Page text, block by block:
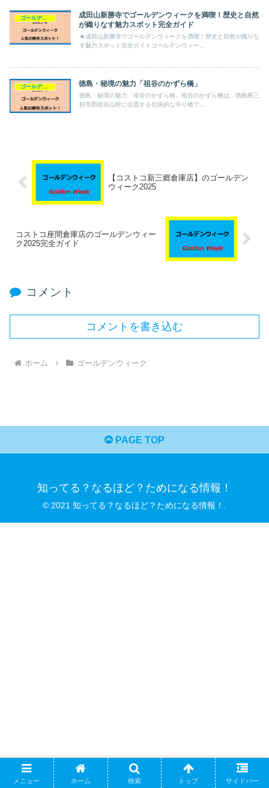
ゴールデンウィーク
成田山新勝寺でゴールデンウィークを満喫！歴史と自然
が織りなす魅力スポット完全ガイド
★成田山新勝寺でゴールデンウィークを満喫！歴史と自然が織りな
す魅力スポット完全ガイドゴールデンウィー...
ゴールデンウィーク 徳島・秘境の魅力「祖谷のかずら橋」
徳島・秘境の魅力「祖谷のかずら橋」祖谷のかずら橋は、徳島県三
好市西祖谷山村に位置する伝統的な吊り橋で...
【コストコ新三郷倉庫店】のゴールデン
ウィーク2025
コストコ座間倉庫店のゴールデンウィー
ク2025完全ガイド
コメント
コメントを書き込む
ホーム ゴールデンウィーク
PAGE TOP
知ってる？なるほど？ためになる情報！
© 2021 知ってる？なるほど？ためになる情報！.
メニュー ホーム 検索 トップ サイドバー